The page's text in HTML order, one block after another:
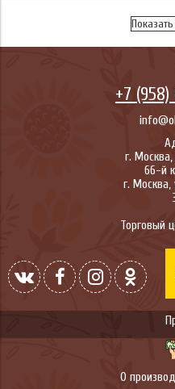
+7
г. Москва,
66-й
г. Москва,
Торговый
О